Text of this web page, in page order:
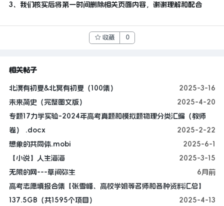
3、我们核实后将第一时间删除相关页面内容，谢谢理解和配合
收藏 0
相关帖子
北溟有初夏&北冥有初夏（100集）
2025-3-16
未来简史（完整图文版）
2025-4-20
专题17力学实验-2024年高考真题和模拟题物理分类汇编（教师
卷） .docx
2025-2-22
想象的共同体.mobi
2025-6-1
【小说】人生海海
2025-3-15
无限的网---草间弥生
6月前
高考志愿填报合集【张雪峰、高校学姐等名师和各种资料汇总】
137.5GB（共1595个项目）
2025-4-13